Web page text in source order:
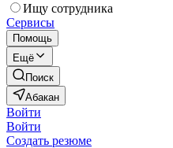
Ищу сотрудника
Сервисы
Помощь
Ещё
Поиск
Абакан
Войти
Войти
Создать резюме